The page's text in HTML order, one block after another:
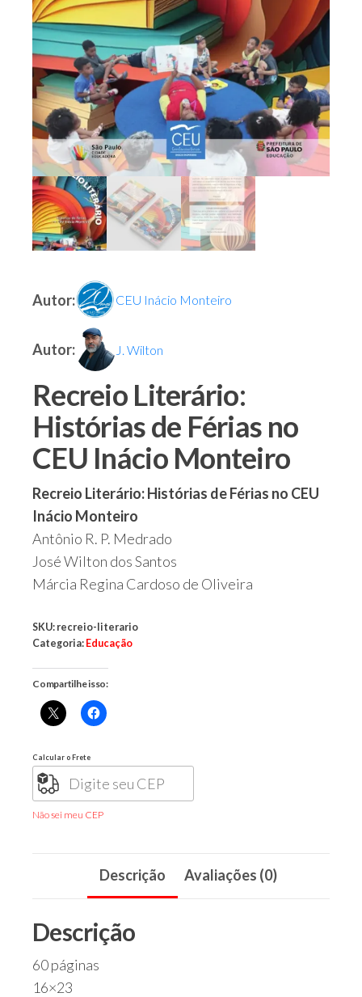
Autor: CEU Inácio Monteiro
Autor: J. Wilton
Recreio Literário:
Histórias de Férias no
CEU Inácio Monteiro
Recreio Literário: Histórias de Férias no CEU
Inácio Monteiro
Antônio R. P. Medrado
José Wilton dos Santos
Márcia Regina Cardoso de Oliveira
SKU: recreio-literario
Categoria: Educação
Compartilhe isso:
Calcular o Frete
Não sei meu CEP
Descrição Avaliações (0)
Descrição
60 páginas
16×23